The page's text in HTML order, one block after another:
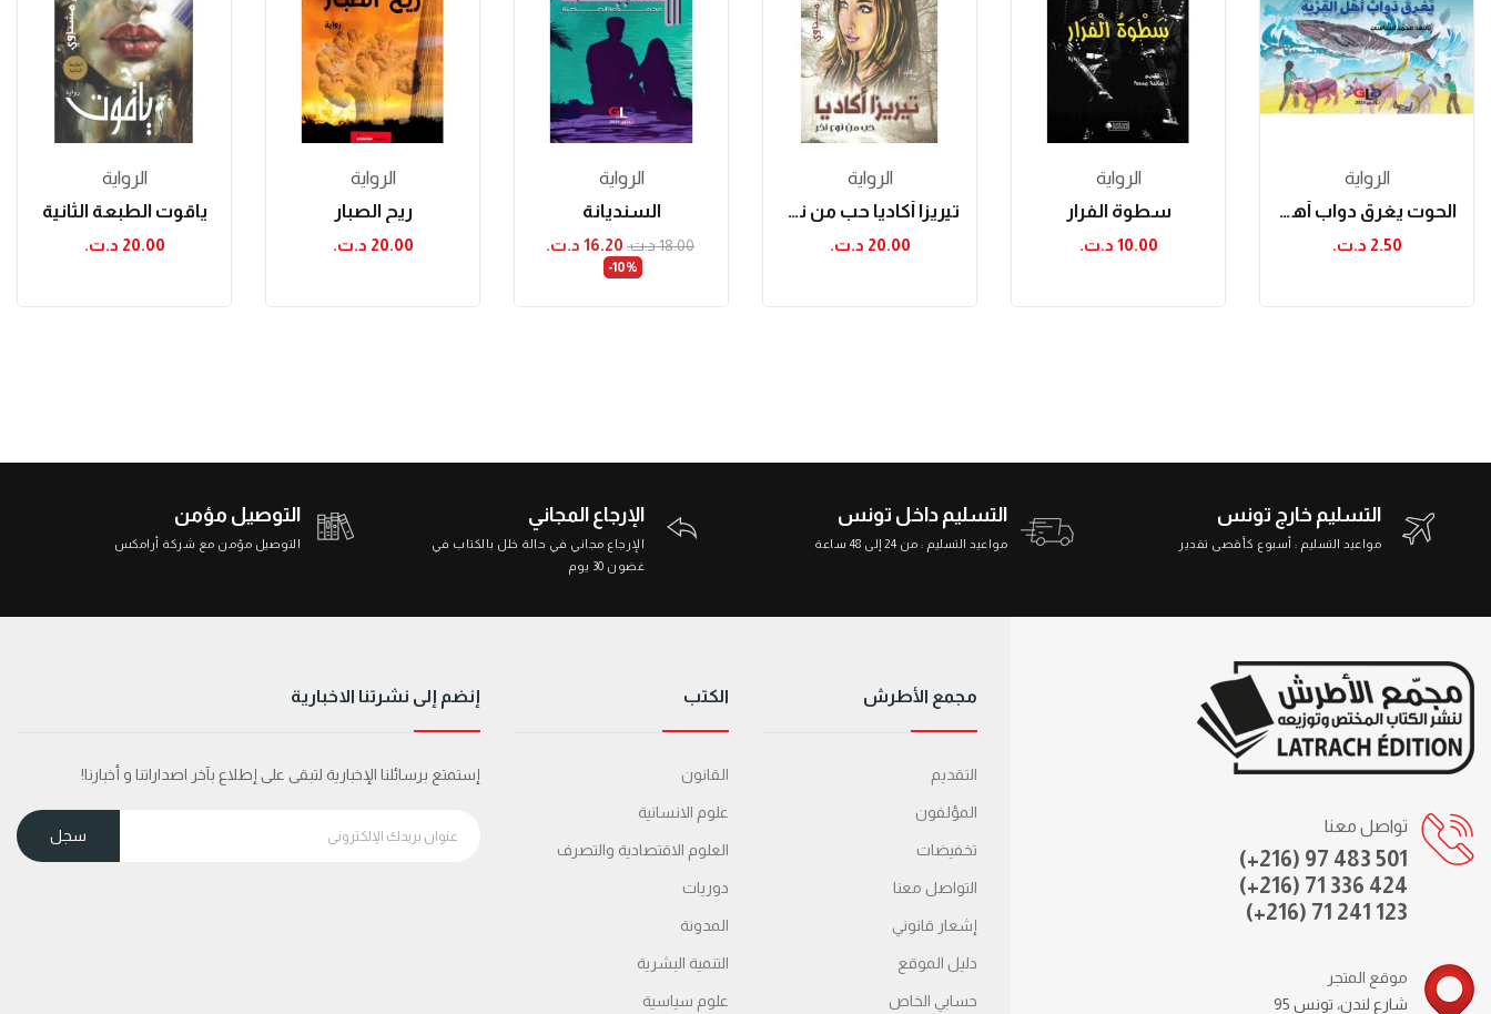
الرواية
ياقوت الطبعة الثانية
20.00 د.ت.‏
الرواية
ريح الصبار
20.00 د.ت.‏
الرواية
السنديانة
18.00 د.ت.‏ 16.20 د.ت.‏
‎-10%
الرواية
تيريزا أكاديا حب من نوع آخر
20.00 د.ت.‏
الرواية
سطوة الفرار
10.00 د.ت.‏
الرواية
الحوت يغرق دواب أهل القرية
2.50 د.ت.‏
التوصيل مؤمن
التوصيل مؤمن مع شركة أرامكس
الإرجاع المجاني
الإرجاع مجاني في حالة خلل بالكتاب في
غضون 30 يوم
التسليم داخل تونس
مواعيد التسليم : من 24 إلى 48 ساعة
التسليم خارج تونس
مواعيد التسليم : أسبوع كأقصى تقدير
تواصل معنا
(+216) 97 483 501
(+216) 71 336 424
(+216) 71 241 123
موقع المتجر
95 شارع لندن، تونس
مجمع الأطرش
التقديم
المؤلفون
تخفيضات
التواصل معنا
إشعار قانوني
دليل الموقع
حسابي الخاص
الكتب
القانون
علوم الانسانية
العلوم الاقتصادية والتصرف
دوريات
المدونة
التنمية البشرية
علوم سياسية
إنضم إلى نشرتنا الاخبارية
إستمتع برسائلنا الإخبارية لتبقى على إطلاع بآخر اصداراتنا و أخبارنا!